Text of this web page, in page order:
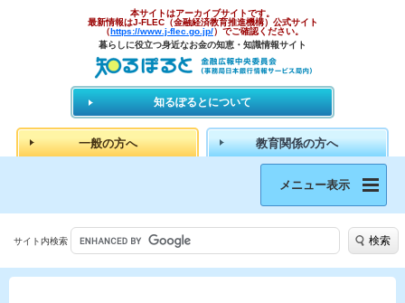
本サイトはアーカイブサイトです。
最新情報はJ-FLEC（金融経済教育推進機構）公式サイト
（https://www.j-flec.go.jp/）でご確認ください。
暮らしに役立つ身近なお金の知恵・知識情報サイト
知るぽるとについて
一般の方へ 教育関係の方へ
メニュー表示
サイト内検索 検索